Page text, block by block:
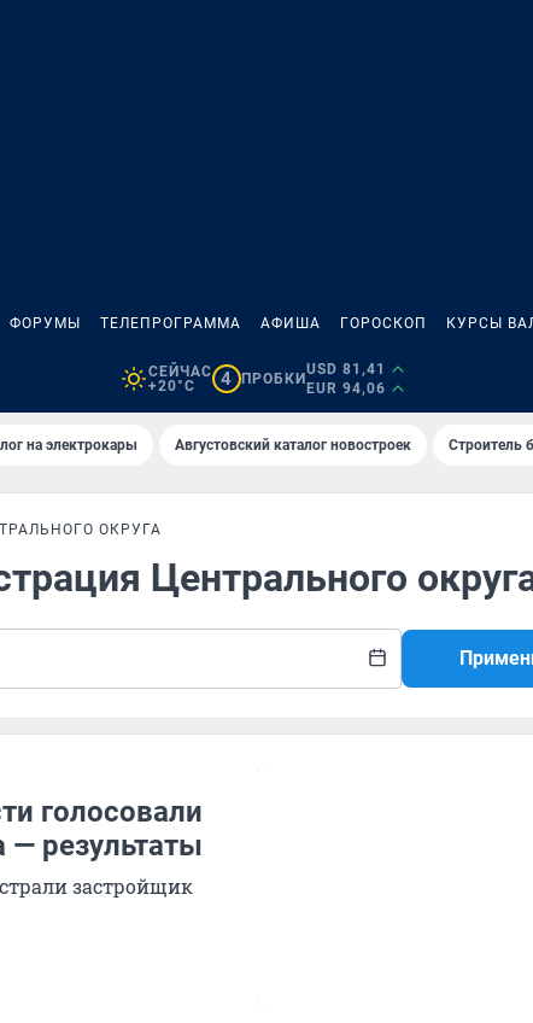
ФОРУМЫ ТЕЛЕПРОГРАММА АФИША ГОРОСКОП КУРСЫ
СЕЙЧАС
+20°C
4 ПРОБКИ
USD 81,41
EUR 94,06
на электрокары Августовский каталог новостроек Строитель
ОКРУГА
Центрального
голосовали
результаты
застройщик